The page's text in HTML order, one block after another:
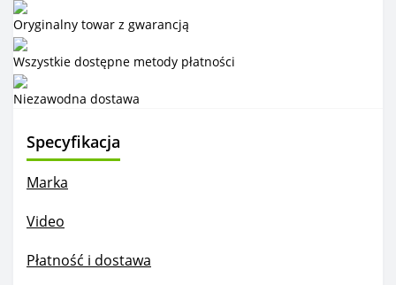
Oryginalny towar z gwarancją
Wszystkie dostępne metody płatności
Niezawodna dostawa
Specyfikacja
Marka
Video
Płatność i dostawa